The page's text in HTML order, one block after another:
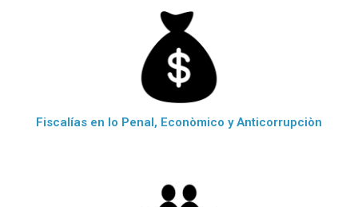
Fiscalías en lo Penal, Econòmico y Anticorrupciòn